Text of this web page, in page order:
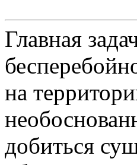
Главная
на
добиться